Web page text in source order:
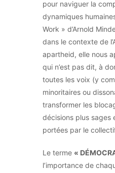
pour naviguer la
dynamiques
Work » d’Arnold
dans le contexte de
apartheid, elle nous
qui n’est pas dit, à
toutes les voix (y
minoritaires ou
transformer les
décisions plus sages
portées par le
Le terme «
l’importance de